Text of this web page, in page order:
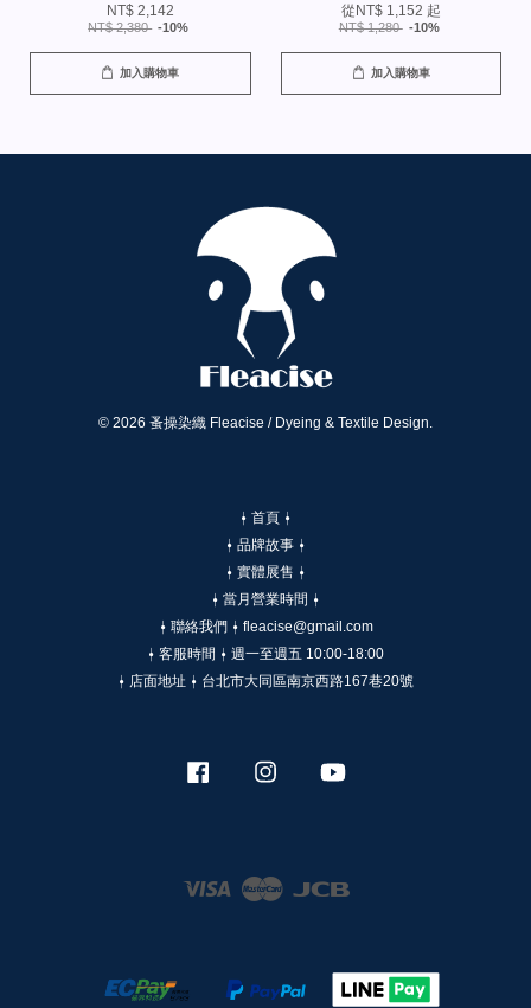
NT$ 2,142
NT$ 2,380 -10%
加入購物車
從 NT$ 1,152 起
NT$ 1,280 -10%
加入購物車
© 2026 蚤操染織 Fleacise / Dyeing & Textile Design.
⍿ 首頁 ⍿
⍿ 品牌故事 ⍿
⍿ 實體展售 ⍿
⍿ 當月營業時間 ⍿
⍿ 聯絡我們 ⍿ fleacise@gmail.com
⍿ 客服時間 ⍿ 週一至週五 10:00-18:00
⍿ 店面地址 ⍿ 台北市大同區南京西路167巷20號
Facebook Instagram
Visa Master